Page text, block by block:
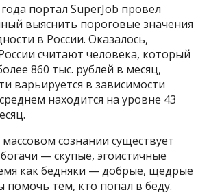
портал SuperJob провел
выяснить пороговые значения
в России. Оказалось,
считают человека, который
860 тыс. рублей в месяц,
варьируется в зависимости
находится на уровне 43
сознании существует
— скупые, эгоистичные
как бедняки — добрые, щедрые
помочь тем, кто попал в беду.